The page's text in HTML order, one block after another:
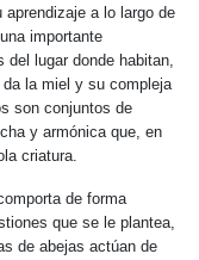
a lo largo de
importante
del lugar donde habitan,
la miel y su compleja
son conjuntos de
y armónica que, en
criatura.
de forma
que se le plantea,
de abejas actúan de